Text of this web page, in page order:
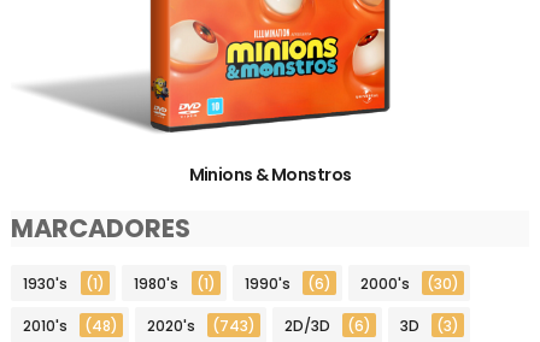
Minions & Monstros
MARCADORES
1930's (1) 1980's (1) 1990's (6) 2000's (30)
2010's (48) 2020's (743) 2D/3D (6) 3D (3)